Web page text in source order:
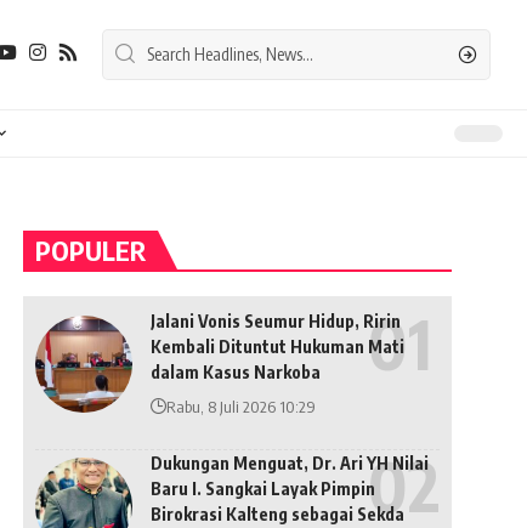
POPULER
Jalani Vonis Seumur Hidup, Ririn
Kembali Dituntut Hukuman Mati
dalam Kasus Narkoba
Rabu, 8 Juli 2026 10:29
Dukungan Menguat, Dr. Ari YH Nilai
Baru I. Sangkai Layak Pimpin
Birokrasi Kalteng sebagai Sekda